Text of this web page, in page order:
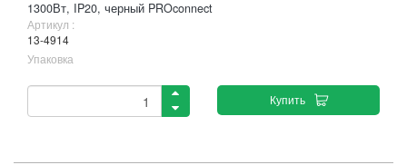
1300Вт, IP20, черный PROconnect
Артикул :
13-4914
Упаковка
Купить